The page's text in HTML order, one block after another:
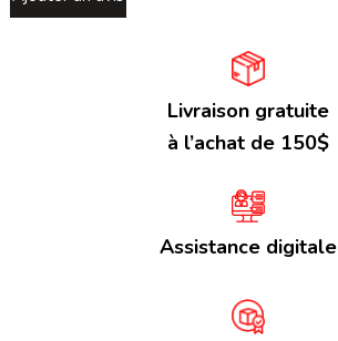
Livraison gratuite
à l’achat de 150$
Assistance digitale